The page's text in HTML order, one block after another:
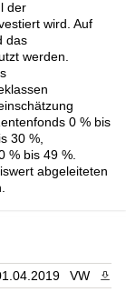
der
wird. Auf
das
werden.
0 % bis
30 %,
% bis 49 %.
abgeleiteten
VW